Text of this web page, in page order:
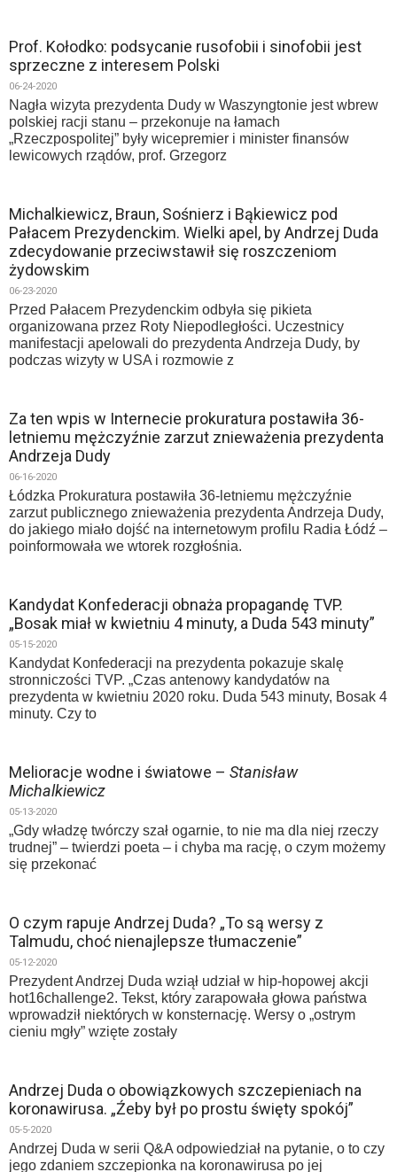
Prof. Kołodko: podsycanie rusofobii i sinofobii jest
sprzeczne z interesem Polski
06-24-2020
Nagła wizyta prezydenta Dudy w Waszyngtonie jest wbrew
polskiej racji stanu – przekonuje na łamach
„Rzeczpospolitej” były wicepremier i minister finansów
lewicowych rządów, prof. Grzegorz
Michalkiewicz, Braun, Sośnierz i Bąkiewicz pod
Pałacem Prezydenckim. Wielki apel, by Andrzej Duda
zdecydowanie przeciwstawił się roszczeniom
żydowskim
06-23-2020
Przed Pałacem Prezydenckim odbyła się pikieta
organizowana przez Roty Niepodległości. Uczestnicy
manifestacji apelowali do prezydenta Andrzeja Dudy, by
podczas wizyty w USA i rozmowie z
Za ten wpis w Internecie prokuratura postawiła 36-
letniemu mężczyźnie zarzut znieważenia prezydenta
Andrzeja Dudy
06-16-2020
Łódzka Prokuratura postawiła 36-letniemu mężczyźnie
zarzut publicznego znieważenia prezydenta Andrzeja Dudy,
do jakiego miało dojść na internetowym profilu Radia Łódź –
poinformowała we wtorek rozgłośnia.
Kandydat Konfederacji obnaża propagandę TVP.
„Bosak miał w kwietniu 4 minuty, a Duda 543 minuty”
05-15-2020
Kandydat Konfederacji na prezydenta pokazuje skalę
stronniczości TVP. „Czas antenowy kandydatów na
prezydenta w kwietniu 2020 roku. Duda 543 minuty, Bosak 4
minuty. Czy to
Melioracje wodne i światowe – Stanisław
Michalkiewicz
05-13-2020
„Gdy władzę twórczy szał ogarnie, to nie ma dla niej rzeczy
trudnej” – twierdzi poeta – i chyba ma rację, o czym możemy
się przekonać
O czym rapuje Andrzej Duda? „To są wersy z
Talmudu, choć nienajlepsze tłumaczenie”
05-12-2020
Prezydent Andrzej Duda wziął udział w hip-hopowej akcji
hot16challenge2. Tekst, który zarapowała głowa państwa
wprowadził niektórych w konsternację. Wersy o „ostrym
cieniu mgły” wzięte zostały
Andrzej Duda o obowiązkowych szczepieniach na
koronawirusa. „Źeby był po prostu święty spokój”
05-5-2020
Andrzej Duda w serii Q&A odpowiedział na pytanie, o to czy
jego zdaniem szczepionka na koronawirusa po jej